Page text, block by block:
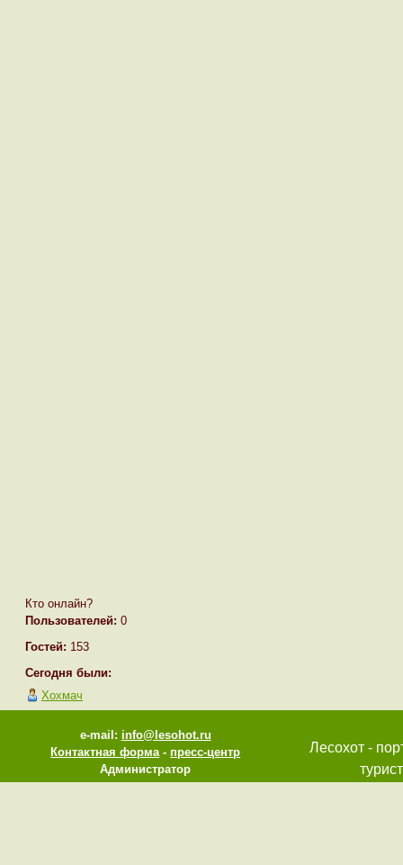
Кто онлайн?
Пользователей: 0
Гостей: 153
Сегодня были:
Хохмач
e-mail: info@lesohot.ru
Контактная форма-пресс-центр
Администратор
Лесохот -